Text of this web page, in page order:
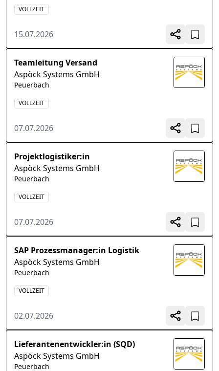
VOLLZEIT
15.07.2026
Teamleitung Versand
Aspöck Systems GmbH
Peuerbach
VOLLZEIT
07.07.2026
Projektlogistiker:in
Aspöck Systems GmbH
Peuerbach
VOLLZEIT
07.07.2026
SAP Prozessmanager:in Logistik
Aspöck Systems GmbH
Peuerbach
VOLLZEIT
02.07.2026
Lieferantenentwickler:in (SQD)
Aspöck Systems GmbH
Peuerbach